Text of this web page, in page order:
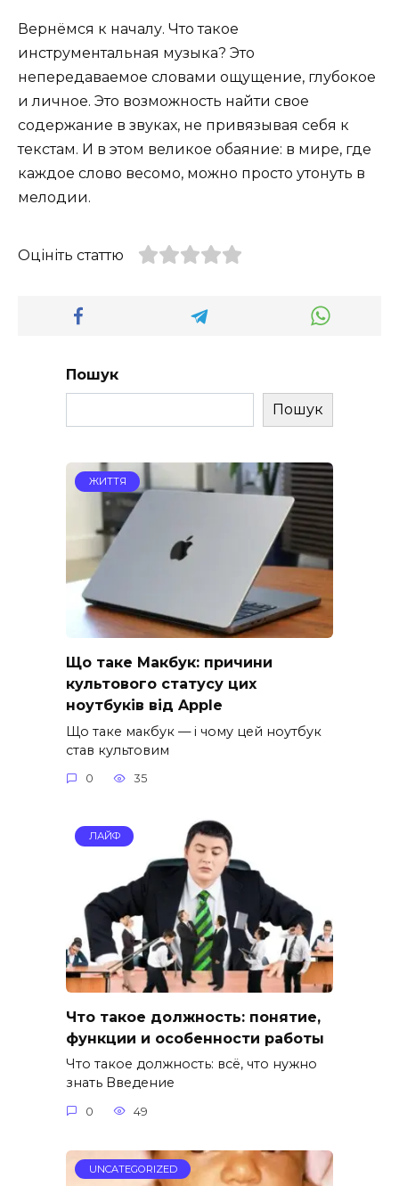
Вернёмся к началу. Что такое
инструментальная музыка? Это
непередаваемое словами ощущение, глубокое
и личное. Это возможность найти свое
содержание в звуках, не привязывая себя к
текстам. И в этом великое обаяние: в мире, где
каждое слово весомо, можно просто утонуть в
мелодии.
Оцініть статтю
Пошук
Пошук
ЖИТТЯ
Що таке Макбук: причини
культового статусу цих
ноутбуків від Apple
Що таке макбук — і чому цей ноутбук
став культовим
0 35
ЛАЙФ
Что такое должность: понятие,
функции и особенности работы
Что такое должность: всё, что нужно
знать Введение
0 49
UNCATEGORIZED